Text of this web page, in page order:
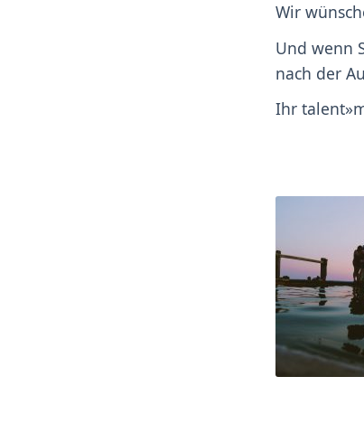
Wir
Und wenn
nach der
Ihr